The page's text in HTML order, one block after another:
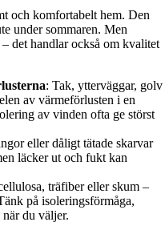
och komfortabelt hem. Den
under sommaren. Men
det handlar också om kvalitet
: Tak, ytterväggar, golv
av värmeförlusten i en
av vinden ofta ge störst
eller dåligt tätade skarvar
läcker ut och fukt kan
träfiber eller skum –
på isoleringsförmåga,
du väljer.